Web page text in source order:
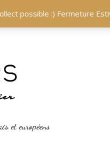
et européens
possible :) Fermeture